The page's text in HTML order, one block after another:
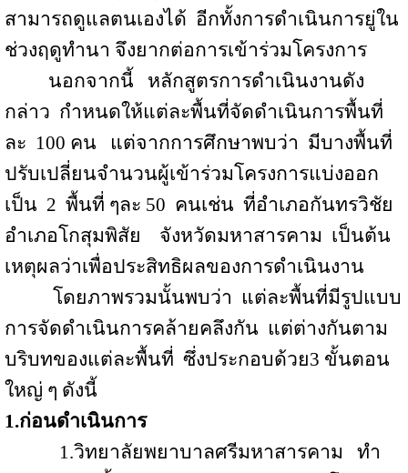
สามารถดูแลตนเองได้ อีกทั้งการดำเนินการยู่ใน
ช่วงฤดูทำนา จึงยากต่อการเข้าร่วมโครงการ
นอกจากนี้
หลักสูตรการดำเนินงานดัง
กล่าว กำหนดให้แต่ละพื้นที่จัดดำเนินการพื้นที่
ละ 100 คน แต่จากการศึกษาพบว่า มีบางพื้นที่
ปรับเปลี่ยนจำนวนผู้เข้าร่วมโครงการแบ่งออก
เป็น 2 พื้นที่ ๆละ 50 คนเช่น ที่อำเภอกันทรวิชัย
อำเภอโกสุมพิสัย
จังหวัดมหาสารคาม เป็นต้น
เหตุผลว่าเพื่อประสิทธิผลของการดำเนินงาน
โดยภาพรวมนั้นพบว่า แต่ละพื้นที่มีรูปแบบ
การจัดดำเนินการคล้ายคลึงกัน แต่ต่างกันตาม
บริบทของแต่ละพื้นที่ ซึ่งประกอบด้วย3 ขั้นตอน
ใหญ่ ๆ ดังนี้
1.ก่อนดำเนินการ
1.วิทยาลัยพยาบาลศรีมหาสารคาม
ทำ